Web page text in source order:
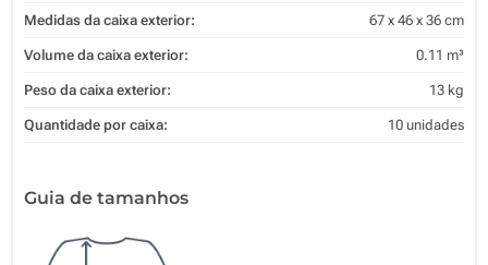
Medidas da caixa exterior: 67 x 46 x 36 cm
Volume da caixa exterior: 0.11 m³
Peso da caixa exterior: 13 kg
Quantidade por caixa: 10 unidades
Guia de tamanhos